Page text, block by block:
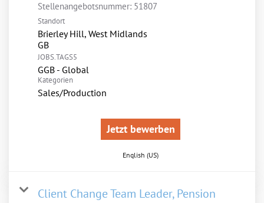
Stellenangebotsnummer: 51807
Standort
Brierley Hill, West Midlands
JOBS.TAGS5
GGB - Global
Kategorien
Sales/Production
Jetzt bewerben
English (US)
Client Change Team Leader, Pension